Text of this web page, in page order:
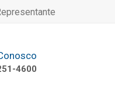
4600